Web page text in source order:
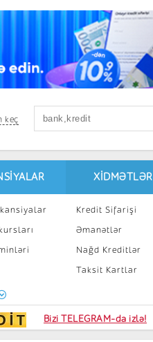
keç
XIDMƏTLƏR
Kredit Sifarişi
Əmanətlər
Nağd Kreditlər
Taksit Kartlar
Kart sifarişi
Bizi TELEGRAM-da izlə!